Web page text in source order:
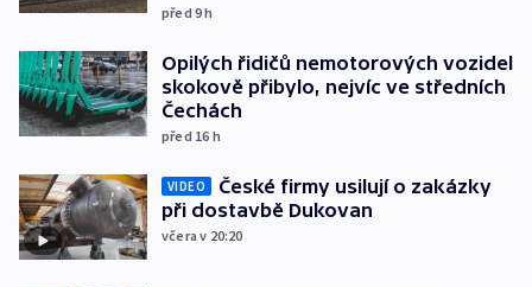
před 9h
Opilých řidičů nemotorových vozidel
skokově přibylo, nejvíc ve středních
Čechách
před 16 h
VIDEO
České firmy usilují o zakázky
při dostavbě Dukovan
včera v 20:20